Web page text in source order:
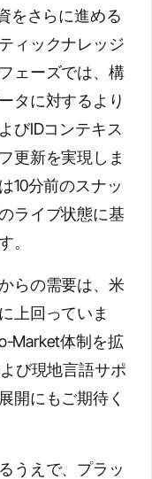
をさらに進める
ィックナレッジ
ェーズでは、構
タに対するより
びIDコンテキス
更新を実現しま
10分前のスナッ
ライブ状態に基
。
らの需要は、米
上回っていま
Market体制を拡
び現地言語サポ
開にもご期待く
うえで、プラッ